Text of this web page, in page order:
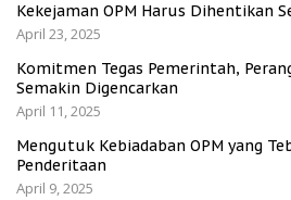
Kekejaman OPM Harus Dihentikan
April 23, 2025
Komitmen Tegas Pemerintah,
Semakin Digencarkan
April 11, 2025
Mengutuk Kebiadaban OPM yang
Penderitaan
April 9, 2025